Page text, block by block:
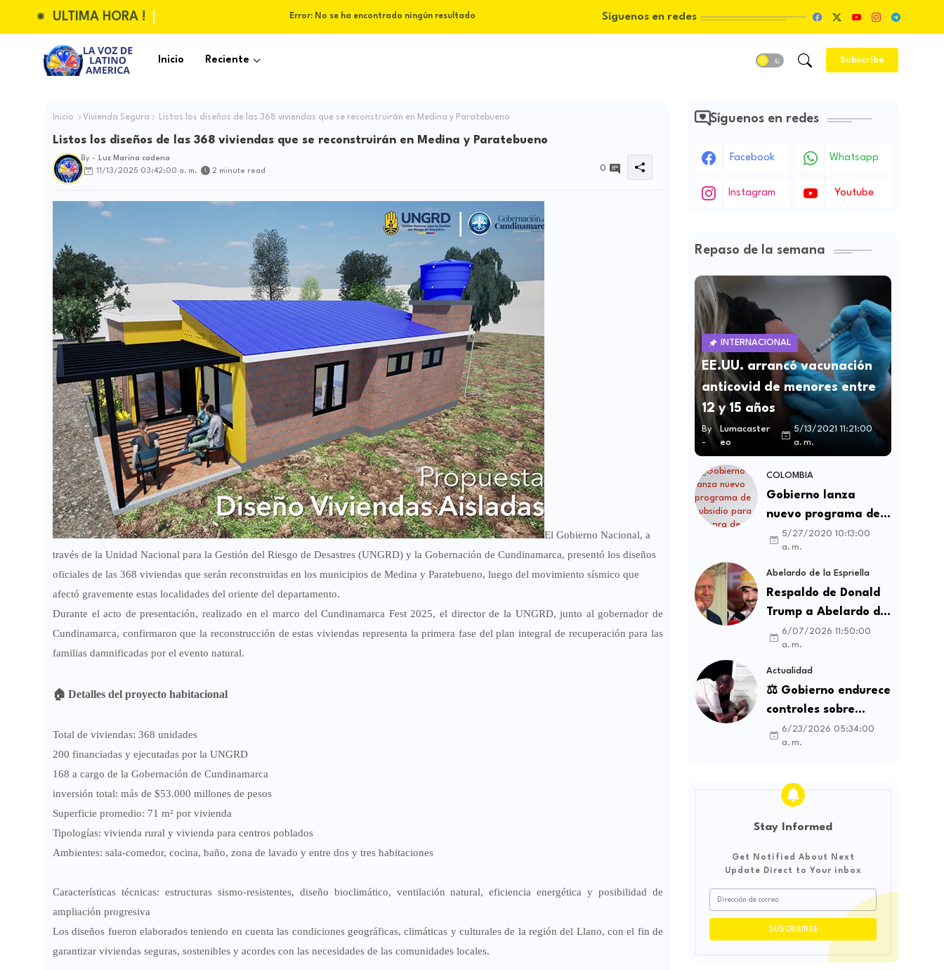
ULTIMA HORA ! Error: No se ha encontrado ningún resultado Síguenos en redes
Inicio Reciente Subscribe
Inicio Vivienda Segura Listos los diseños de las 368 viviendas que se reconstruirán en Medina y Paratebueno
Listos los diseños de las 368 viviendas que se reconstruirán en Medina y Paratebueno
By -
Luz Marina cadena
11/13/2025 03:42:00 a. m.
2 minute read 0
El Gobierno Nacional, a
través de la Unidad Nacional para la Gestión del Riesgo de Desastres (UNGRD) y la Gobernación de Cundinamarca, presentó los diseños
oficiales de las 368 viviendas que serán reconstruidas en los municipios de Medina y Paratebueno, luego del movimiento sísmico que
afectó gravemente estas localidades del oriente del departamento.
Durante el acto de presentación, realizado en el marco delCundinamarca Fest 2025, el director de la UNGRD, junto al gobernador de
Cundinamarca, confirmaron que la reconstrucción de estas viviendas representa laprimera fase del plan integral de recuperación para las
familias damnificadas por el evento natural.
🏠 Detalles del proyecto habitacional
Total de viviendas: 368 unidades
200 financiadas y ejecutadas por la UNGRD
168 a cargo de la Gobernación de Cundinamarca
inversión total: más de $53.000 millones de pesos
Superficie promedio: 71 m² por vivienda
Tipologías: vivienda rural y vivienda para centros poblados
Ambientes: sala-comedor, cocina, baño, zona de lavado y entre dos y tres habitaciones
Características técnicas: estructuras sismo-resistentes, diseño bioclimático, ventilación natural, eficiencia energética y posibilidad de
ampliación progresiva
Los diseños fueron elaborados teniendo en cuenta las condiciones geográficas, climáticas y culturales de la región del Llano, con el fin de
garantizar viviendas seguras, sostenibles y acordes con las necesidades de las comunidades locales.
Síguenos en redes
Facebook Whatsapp
Instagram Youtube
Repaso de la semana
INTERNACIONAL
EE.UU. arrancó vacunación
anticovid de menores entre
12 y 15 años
By
-
Lumacaster
eo
5/13/2021 11:21:00
a. m.
COLOMBIA
Gobierno lanza
nuevo programa de
subsidio para compra
de vivienda VIS y no
VIS
5/27/2020 10:13:00
a. m.
Abelardo de la Espriella
Respaldo de Donald
Trump a Abelardo de
la Espriella genera
debate sobre
soberanía e
influencia
internacional
6/07/2026 11:50:00
a. m.
Actualidad
⚖️ Gobierno endurece
controles sobre
contratos sindicales
y busca frenar la
laboral ilegal
6/23/2026 05:34:00
a. m.
Stay Informed
Get Notified About Next
Update Direct to Your inbox